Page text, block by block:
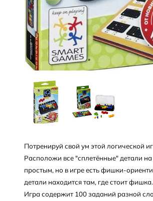
Потренируй свой ум этой логической
Расположи все "сплетённые" детали на
простым, но в игре есть фишки-
детали находится там, где стоит фишка.
Игра содержит 100 заданий разной